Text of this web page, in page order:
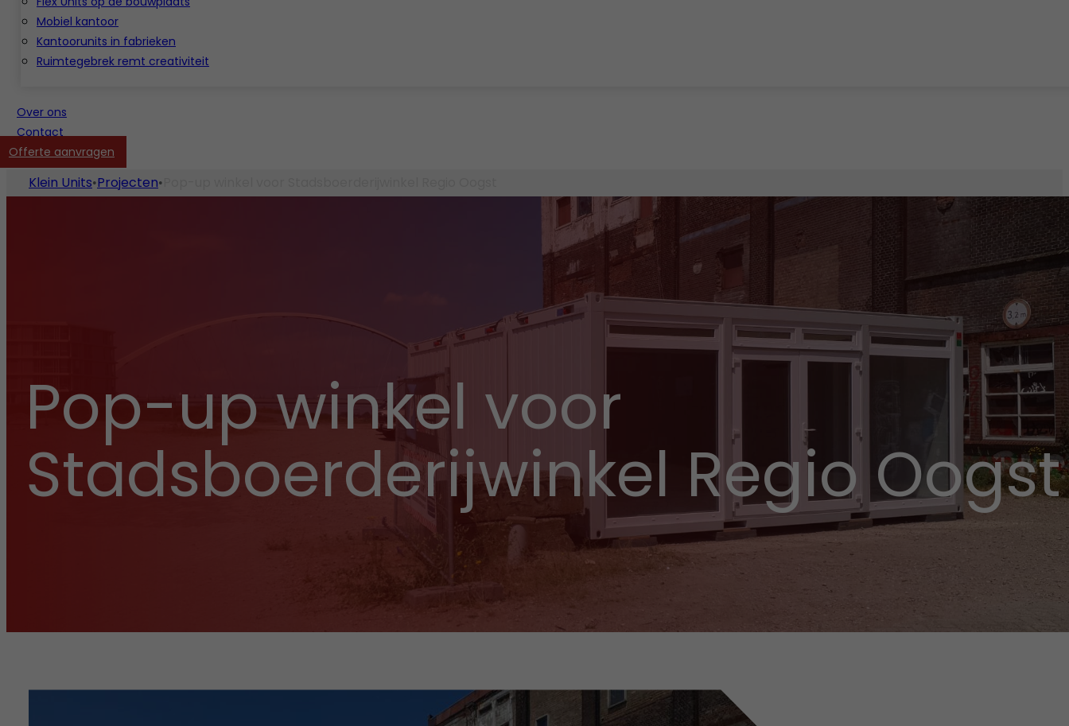
Mobiel kantoor
Kantoorunits in fabrieken
Ruimtegebrek remt creativiteit
Over ons
Contact
Offerte aanvragen
Klein Units•Projecten•
Pop-up winkel voor
Stadsboerderijwinkel Regio Oogst